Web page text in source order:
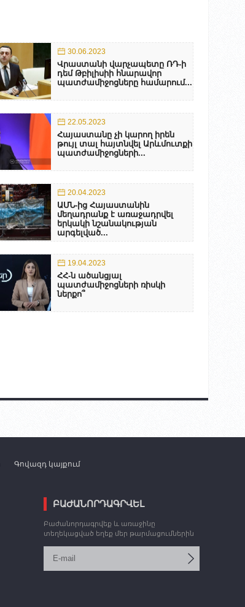
30.06.2023
Վրաստանի վարչապետը ՌԴ-ի
դեմ Թբիլիսիի հնարավոր
պատժամիջոցները համարում...
22.05.2023
Հայաստանը չի կարող իրեն
թույլ տալ հայտնվել Արևմուտքի
պատժամիջոցների...
20.04.2023
ԱՄՆ-ից Հայաստանին
մեղադրանք է առաջադրվել
երկակի նշանակության
արգելված...
19.04.2023
ՀՀ-ն ածանցյալ
պատժամիջոցների ռիսկի
ներքո՞
Գովազդ կայքում
ԲԱԺԱՆՈՐԴԱԳՐՎԵԼ
Բաժանորդագրվեք և առաջինը
տեղեկացված եղեք մեր թարմացումներին